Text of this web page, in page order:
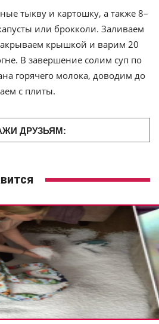
тыкву и картошку, а также 8–
или брокколи. Заливаем
крышкой и варим 20
В завершение солим суп по
горячего молока, доводим до
с плиты.
ДРУЗЬЯМ: